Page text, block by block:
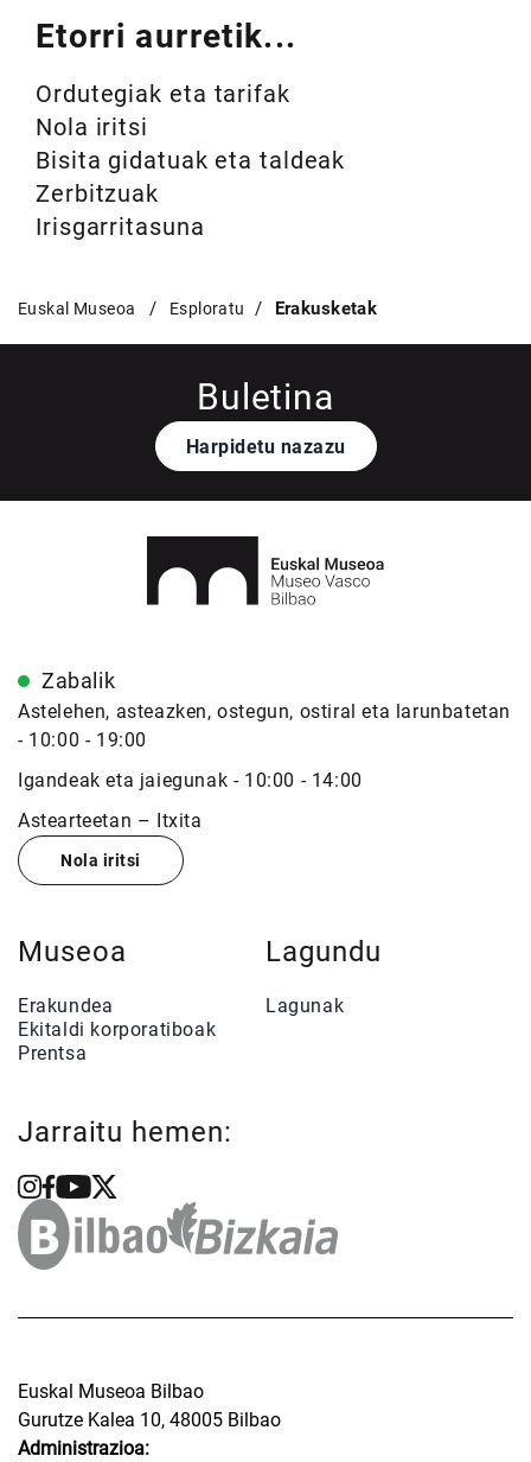
Etorri aurretik...
Ordutegiak eta tarifak
Nola iritsi
Bisita gidatuak eta taldeak
Zerbitzuak
Irisgarritasuna
Euskal Museoa Esploratu Erakusketak
Buletina
Harpidetu nazazu
Zabalik
Astelehen, asteazken, ostegun, ostiral eta larunbatetan
- 10:00 - 19:00
Igandeak eta jaiegunak - 10:00 - 14:00
Astearteetan – Itxita
Nola iritsi
Museoa
Erakundea
Ekitaldi korporatiboak
Prentsa
Lagundu
Lagunak
Jarraitu hemen:
Euskal Museoa Bilbao
Gurutze Kalea 10, 48005 Bilbao
Administrazioa: